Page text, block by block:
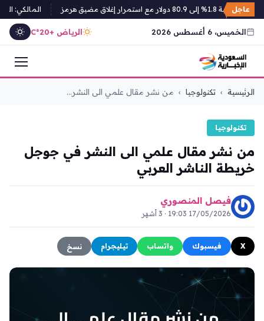
عاجل
مع استمرار إغلاق مضيق هرمز المالكي:
الخميس، 6 أغسطس 2026 الرياض +20°C
التجاوز
الرئيسية › تكنولوجيا › من نشر مقال علمي الى النشر...
تكنولوجيا
من نشر مقال علمي الى النشر في جوجل
خريطة الناشر العربي
فيصل المنصوري
17/05/2026 19:03 · 3 أشهر
X فيسبوك واتساب تيليجرام نسخ